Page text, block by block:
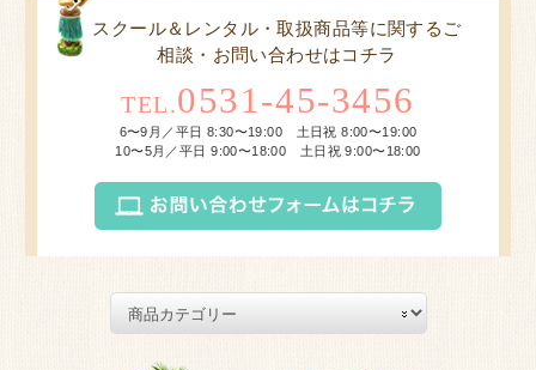
スクール＆レンタル・取扱商品等に関するご
相談・お問い合わせはコチラ
TEL.0531-45-3456
6〜9月／平日 8:30〜19:00 土日祝 8:00〜19:00
10〜5月／平日 9:00〜18:00 土日祝 9:00〜18:00